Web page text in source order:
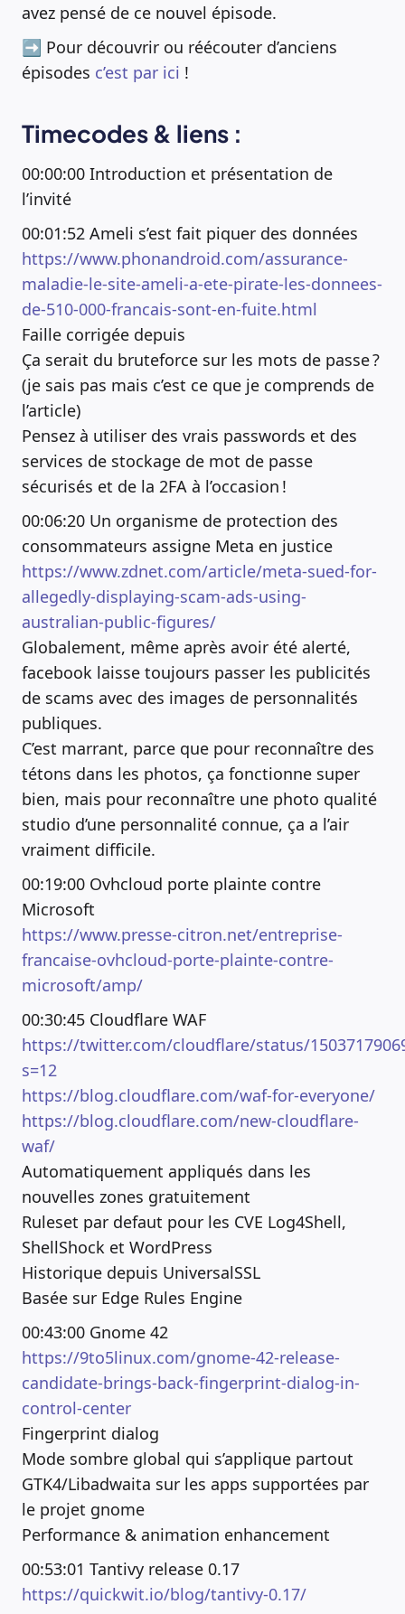
avez pensé de ce nouvel épisode.
➡️ Pour découvrir ou réécouter d’anciens
épisodes c’est par ici !
Timecodes & liens :
00:00:00 Introduction et présentation de
l’invité
00:01:52 Ameli s’est fait piquer des données
https://www.phonandroid.com/assurance-
maladie-le-site-ameli-a-ete-pirate-les-donnees-
de-510-000-francais-sont-en-fuite.html
Faille corrigée depuis
Ça serait du bruteforce sur les mots de passe ?
(je sais pas mais c’est ce que je comprends de
l’article)
Pensez à utiliser des vrais passwords et des
services de stockage de mot de passe
sécurisés et de la 2FA à l’occasion !
00:06:20 Un organisme de protection des
consommateurs assigne Meta en justice
https://www.zdnet.com/article/meta-sued-for-
allegedly-displaying-scam-ads-using-
australian-public-figures/
Globalement, même après avoir été alerté,
facebook laisse toujours passer les publicités
de scams avec des images de personnalités
publiques.
C’est marrant, parce que pour reconnaître des
tétons dans les photos, ça fonctionne super
bien, mais pour reconnaître une photo qualité
studio d’une personnalité connue, ça a l’air
vraiment difficile.
00:19:00 Ovhcloud porte plainte contre
Microsoft
https://www.presse-citron.net/entreprise-
francaise-ovhcloud-porte-plainte-contre-
microsoft/amp/
00:30:45 Cloudflare WAF
https://twitter.com/cloudflare/status/
s=12
https://blog.cloudflare.com/waf-for-everyone/
https://blog.cloudflare.com/new-cloudflare-
waf/
Automatiquement appliqués dans les
nouvelles zones gratuitement
Ruleset par defaut pour les CVE Log4Shell,
ShellShock et WordPress
Historique depuis UniversalSSL
Basée sur Edge Rules Engine
00:43:00 Gnome 42
https://9to5linux.com/gnome-42-release-
candidate-brings-back-fingerprint-dialog-in-
control-center
Fingerprint dialog
Mode sombre global qui s’applique partout
GTK4/Libadwaita sur les apps supportées par
le projet gnome
Performance & animation enhancement
00:53:01 Tantivy release 0.17
https://quickwit.io/blog/tantivy-0.17/